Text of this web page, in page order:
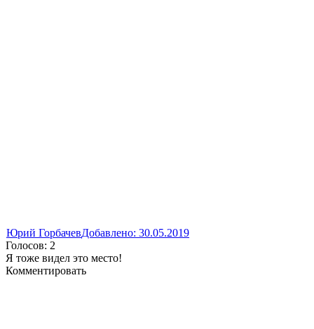
Юрий ГорбачевДобавлено: 30.05.2019
Голосов: 2
Я тоже видел это место!
Комментировать